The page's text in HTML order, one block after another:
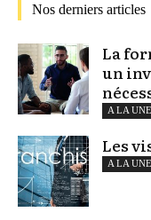
Nos derniers articles
La
un
A LA UNE
Les
A LA UNE